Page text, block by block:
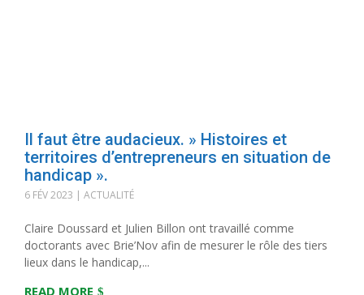
Il faut être audacieux. » Histoires et
territoires d’entrepreneurs en situation de
handicap ».
6 FÉV 2023 | ACTUALITÉ
Claire Doussard et Julien Billon ont travaillé comme
doctorants avec Brie’Nov afin de mesurer le rôle des tiers
lieux dans le handicap,...
READ MORE